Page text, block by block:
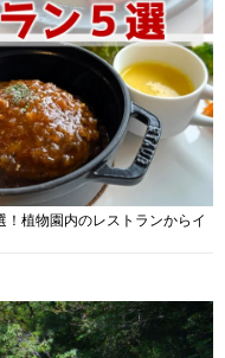
植物園内のレストランからイ